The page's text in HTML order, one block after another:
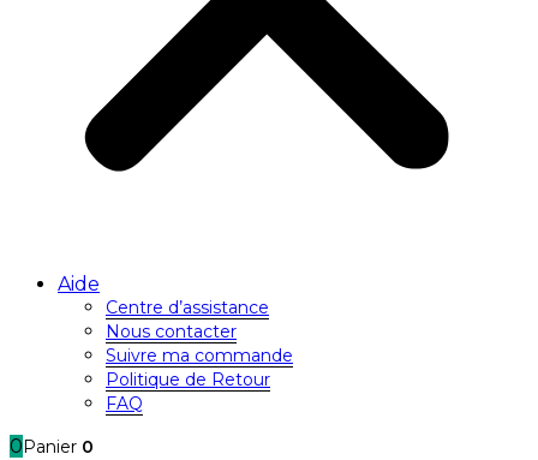
Aide
Centre d’assistance
Nous contacter
Suivre ma commande
Politique de Retour
FAQ
0 Panier 0